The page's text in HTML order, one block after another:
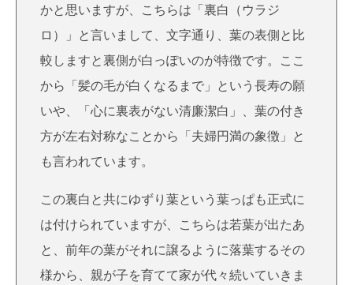
かと思いますが、こちらは「裏白（ウラジ
ロ）」と言いまして、文字通り、葉の表側と比
較しますと裏側が白っぽいのが特徴です。ここ
から「髪の毛が白くなるまで」という長寿の願
いや、
「心に裏表がない清廉潔白」
、葉の付き
方が左右対称なことから「 夫婦円満の象徴 」と
も言われています。
この裏白と共にゆずり葉という葉っぱも正式に
は付けられていますが、こちらは若葉が出たあ
と、前年の葉がそれに譲るように落葉するその
様から、親が子を育てて家が代々続いていきま